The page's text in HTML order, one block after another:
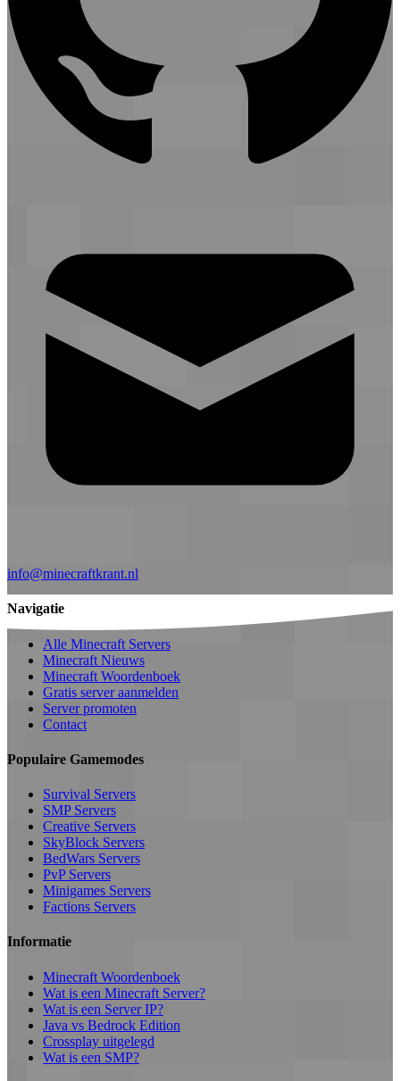
info@minecraftkrant.nl
Navigatie
Alle Minecraft Servers
Minecraft Nieuws
Minecraft Woordenboek
Gratis server aanmelden
Server promoten
Contact
Populaire Gamemodes
Survival Servers
SMP Servers
Creative Servers
SkyBlock Servers
BedWars Servers
PvP Servers
Minigames Servers
Factions Servers
Informatie
Minecraft Woordenboek
Wat is een Minecraft Server?
Wat is een Server IP?
Java vs Bedrock Edition
Crossplay uitgelegd
Wat is een SMP?